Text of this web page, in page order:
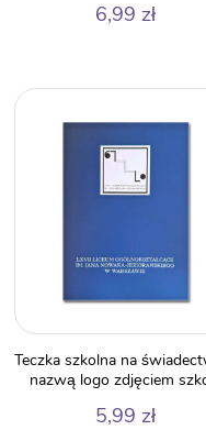
6,99 zł
Teczka szkolna na
nazwą logo zdjęciem
5,99 zł